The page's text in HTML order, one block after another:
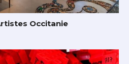
Occitanie